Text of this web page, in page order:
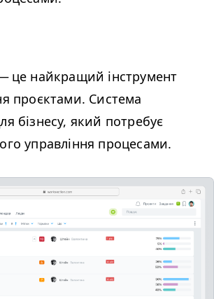
це найкращий інструмент
проєктами. Система
бізнесу, який потребує
управління процесами.